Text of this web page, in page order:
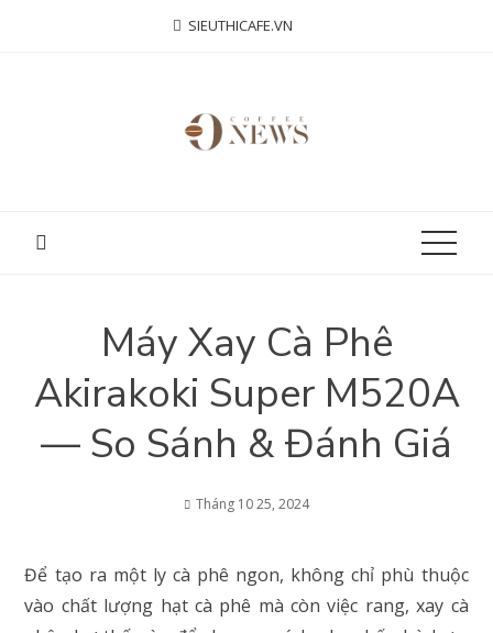
SIEUTHICAFE.VN
Máy Xay Cà Phê
Akirakoki Super M520A
— So Sánh & Đánh Giá
Tháng 10 25, 2024
Để tạo ra một ly cà phê ngon, không chỉ phù thuộc
vào chất lượng hạt cà phê mà còn việc rang, xay cà